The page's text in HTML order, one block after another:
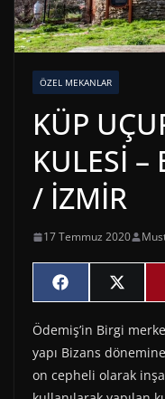
ÖZEL MEKANLAR
KÜP
KULESİ –
/ İZMİR
17 Temmuz 2020
Share
on
F
a
e
b
o
o
k
Share
on
X
(
w
i
t
t
e
Ödemiş’in Birgi
yapı Bizans
on cepheli olarak